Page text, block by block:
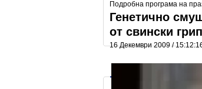
Подробна програма на
Генетично
от свински грип
16 Декември 2009 /